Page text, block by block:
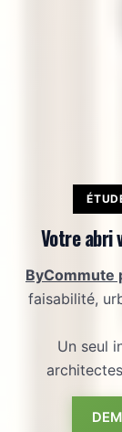
Votre abri
ByCommute
faisabilité,
Un seul